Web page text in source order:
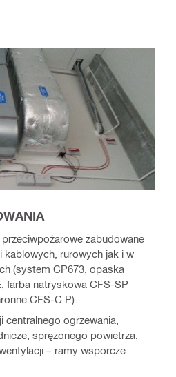
zabudowane
kablowych, rurowych jak i w
(system CP673, opaska
farba natryskowa CFS-SP
CFS-C P).
centralnego ogrzewania,
sprężonego powietrza,
– ramy wsporcze